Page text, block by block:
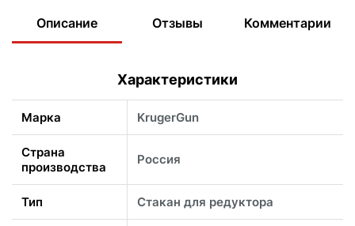
Описание Отзывы Комментарии
Характеристики
Марка KrugerGun
Страна
производства
Россия
Тип Стакан для редуктора